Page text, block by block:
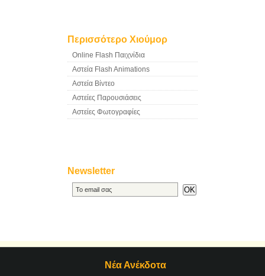
Περισσότερο Χιούμορ
Online Flash Παιχνίδια
Αστεία Flash Animations
Αστεία Βίντεο
Αστείες Παρουσιάσεις
Αστείες Φωτογραφίες
Newsletter
Νέα Ανέκδοτα